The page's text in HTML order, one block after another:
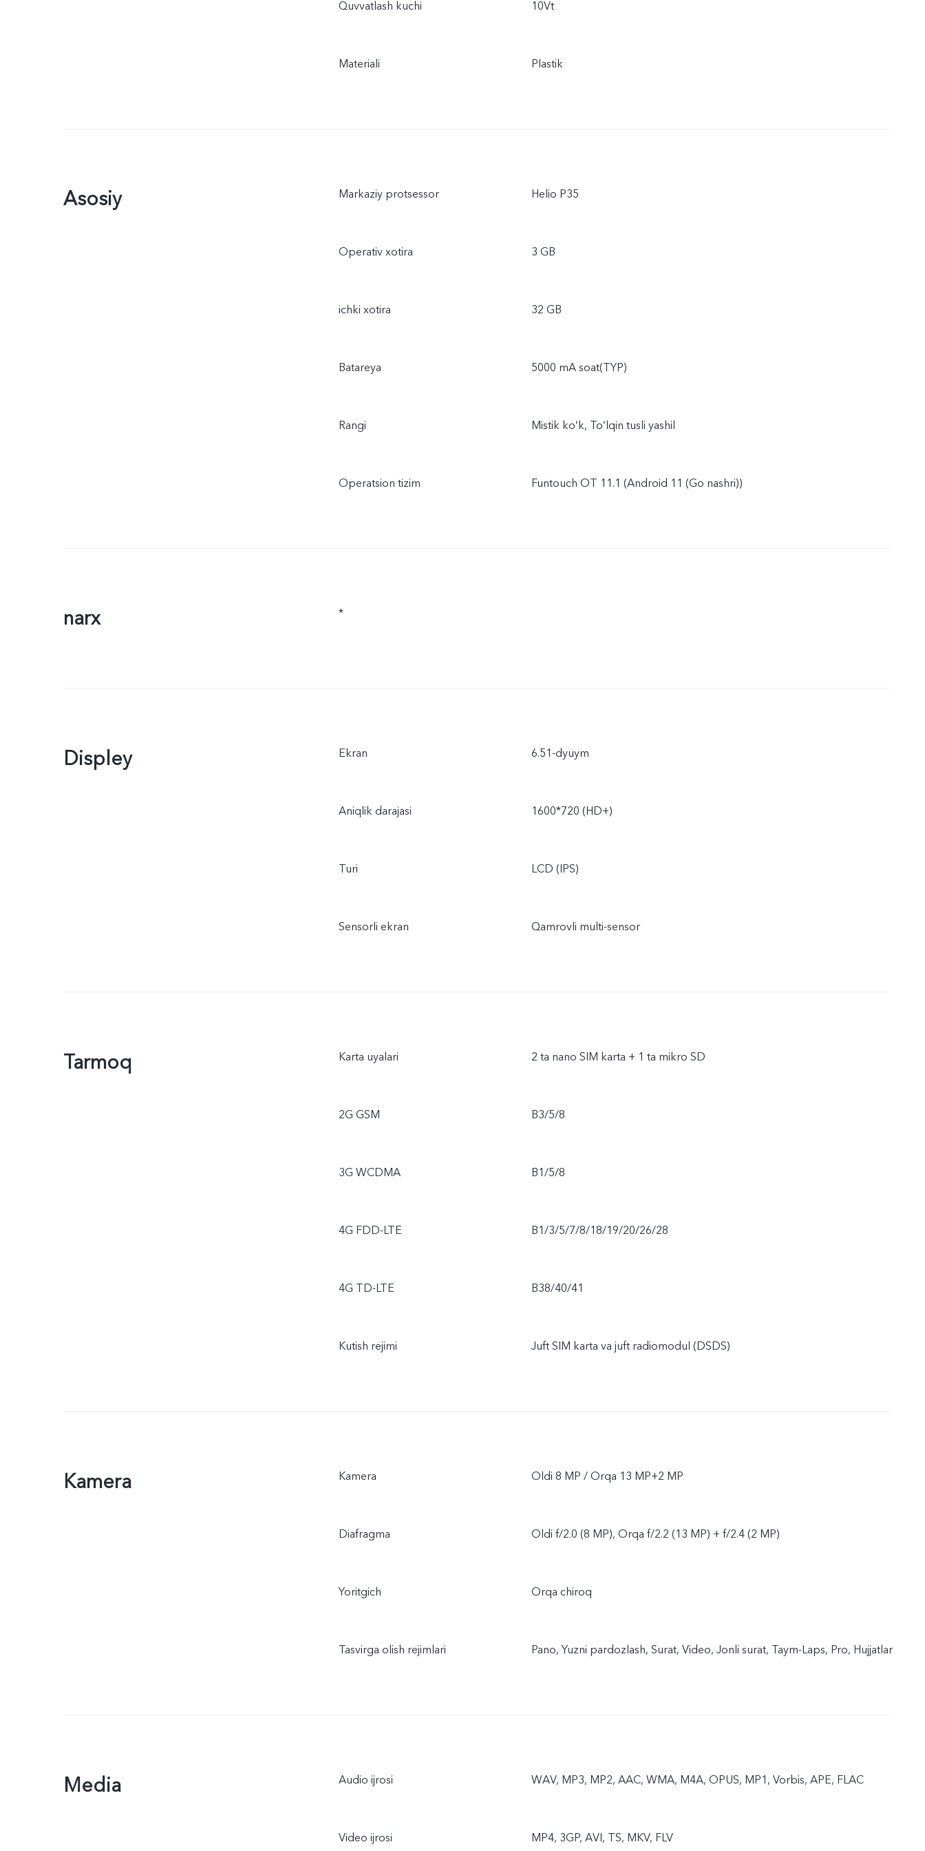
Quvvatlash kuchi 10Vt
Materiali Plastik
Asosiy Markaziy protsessor Helio P35
Operativ xotira 3 GB
ichki xotira 32 GB
Batareya 5000 mA soat(TYP)
Rangi Mistik koʻk, Toʻlqin tusli yashil
Operatsion tizim Funtouch OT 11.1 (Android 11 (Go nashri))
narx *
Displey Ekran 6.51-dyuym
Aniqlik darajasi 1600*720 (HD+)
Turi LCD (IPS)
Sensorli ekran Qamrovli multi-sensor
Tarmoq Karta uyalari 2 ta nano SIM karta + 1 ta mikro SD
2G GSM B3/5/8
3G WCDMA B1/5/8
4G FDD-LTE B1/3/5/7/8/18/19/20/26/28
4G TD-LTE B38/40/41
Kutish rejimi Juft SIM karta va juft radiomodul (DSDS)
Kamera Kamera Oldi 8 MP / Orqa 13 MP+2 MP
Diafragma Oldi f/2.0 (8 MP), Orqa f/2.2 (13 MP) + f/2.4 (2 MP)
Yoritgich Orqa chiroq
Tasvirga olish rejimlari Pano, Yuzni pardozlash, Surat, Video, Jonli surat, Taym-Laps, Pro, Hujjatlar
Media Audio ijrosi WAV, MP3, MP2, AAC, WMA, M4A, OPUS, MP1, Vorbis, APE, FLAC
Video ijrosi MP4, 3GP, AVI, TS, MKV, FLV